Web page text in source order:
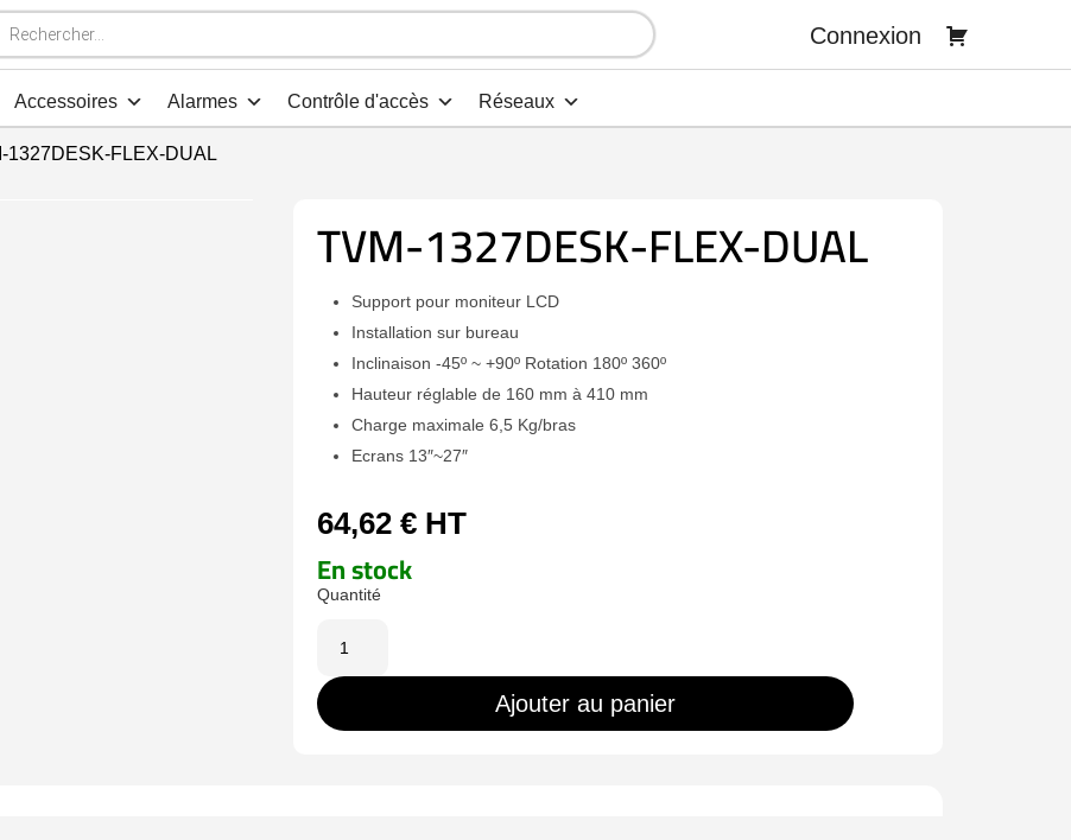
Connexion
Accessoires Alarmes Contrôle d'accès Réseaux
1327DESK-FLEX-DUAL
TVM-1327DESK-FLEX-DUAL
Support pour moniteur LCD
Installation sur bureau
Inclinaison -45º ~ +90º Rotation 180º 360º
Hauteur réglable de 160 mm à 410 mm
Charge maximale 6,5 Kg/bras
Ecrans 13″~27″
64,62 € HT
En stock
TVM-
1327DESK-
Ajouter au panier